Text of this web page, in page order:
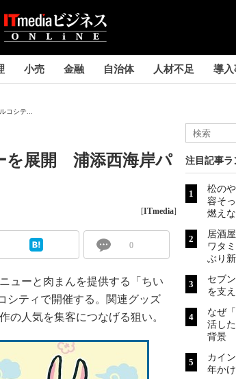
小売 金融 自治体 人材不足 導入
コシテ...
を展開 浦添西海岸パ
[ITmedia]
0
ューと肉まんを提供する「ちい
シティで開催する。関連グッズ
の人気を集客につなげる狙い。
注目記事ラ
松の
容そ
燃え
居酒
ワタ
ぶり
セブ
を支
なぜ
活し
背景
カイ
年か